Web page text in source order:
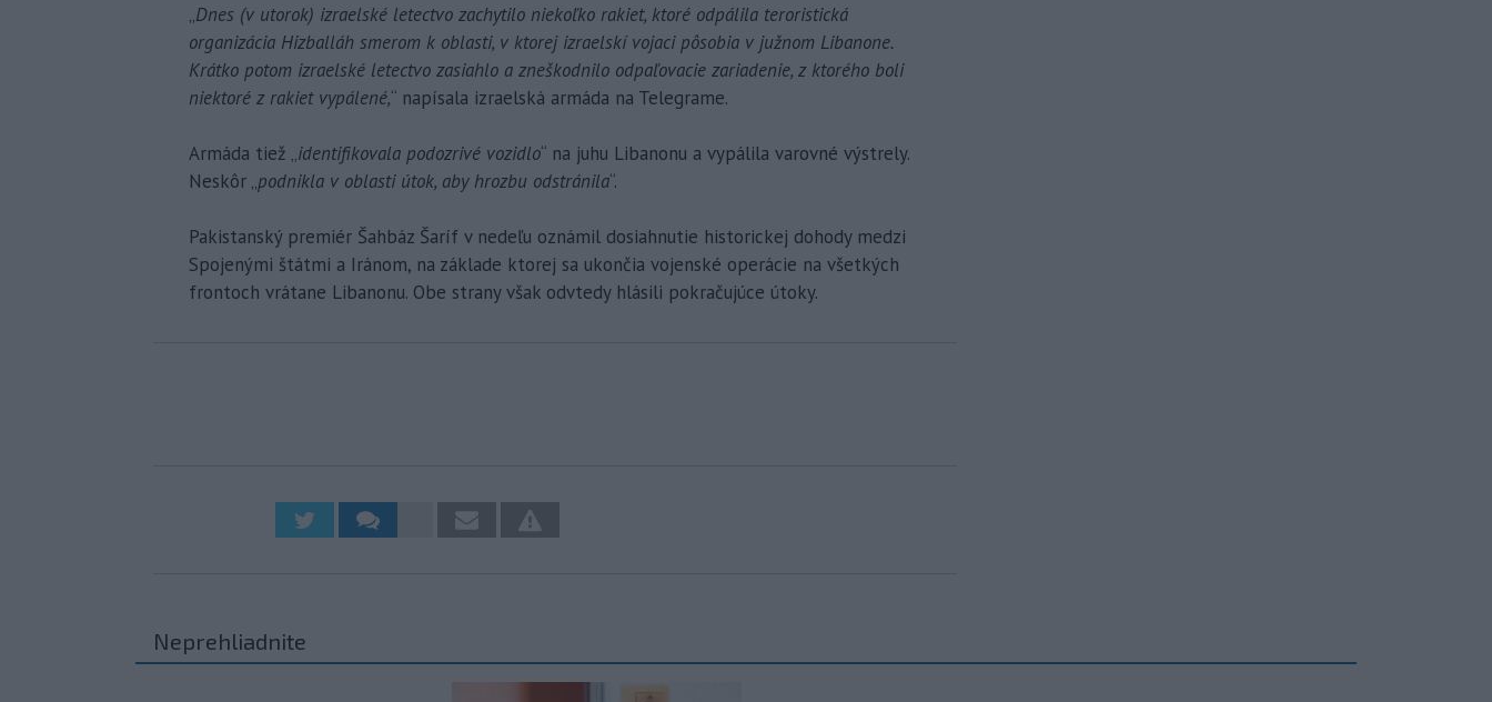
„Dnes (v utorok) izraelské letectvo zachytilo niekoľko rakiet, ktoré odpálila teroristická
organizácia Hizballáh smerom k oblasti, v ktorej izraelskí vojaci pôsobia v južnom Libanone.
Krátko potom izraelské letectvo zasiahlo a zneškodnilo odpaľovacie zariadenie, z ktorého boli
niektoré z rakiet vypálené,“ napísala izraelská armáda na Telegrame.
Armáda tiež „identifikovala podozrivé vozidlo“ na juhu Libanonu a vypálila varovné výstrely.
Neskôr „podnikla v oblasti útok, aby hrozbu odstránila“.
Pakistanský premiér Šahbáz Šaríf v nedeľu oznámil dosiahnutie historickej dohody medzi
Spojenými štátmi a Iránom, na základe ktorej sa ukončia vojenské operácie na všetkých
frontoch vrátane Libanonu. Obe strany však odvtedy hlásili pokračujúce útoky.
Neprehliadnite